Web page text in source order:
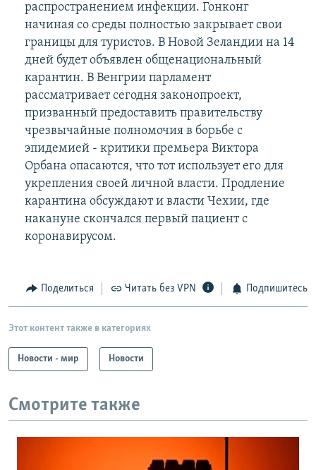
распространением инфекции. Гонконг
начиная со среды полностью закрывает свои
границы для туристов. В Новой Зеландии на 14
дней будет объявлен общенациональный
карантин. В Венгрии парламент
рассматривает сегодня законопроект,
призванный предоставить правительству
чрезвычайные полномочия в борьбе с
эпидемией - критики премьера Виктора
Орбана опасаются, что тот использует его для
укрепления своей личной власти. Продление
карантина обсуждают и власти Чехии, где
накануне скончался первый пациент с
коронавирусом.
Поделиться Читать без VPN Подпишитесь
Этот контент также в категориях
Новости - мир Новости
Смотрите также